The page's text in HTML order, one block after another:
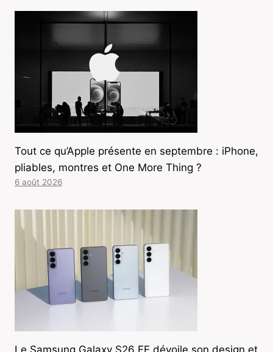
Tout ce qu’Apple présente en septembre : iPhone,
pliables, montres et One More Thing ?
6 août 2026